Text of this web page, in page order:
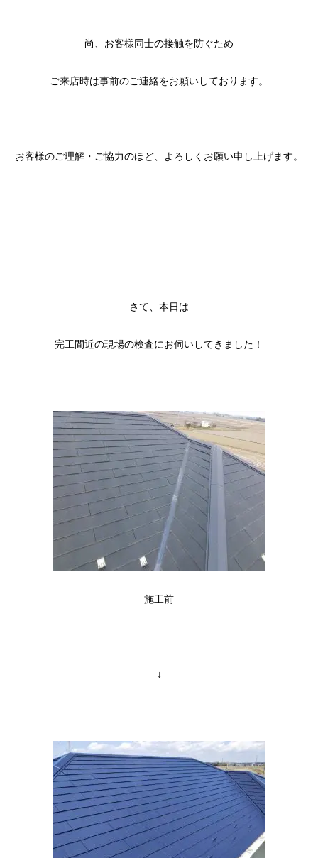
尚、お客様同士の接触を防ぐため
ご来店時は事前のご連絡をお願いしております。
お客様のご理解・ご協力のほど、よろしくお願い申し上げます。
ｰｰｰｰｰｰｰｰｰｰｰｰｰｰｰｰｰｰｰｰｰｰｰｰｰｰｰ
さて、本日は
完工間近の現場の検査にお伺いしてきました！
施工前
↓